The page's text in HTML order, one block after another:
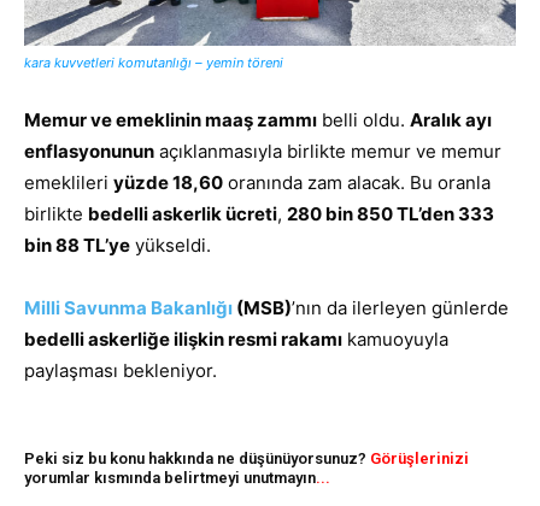
kara kuvvetleri komutanlığı – yemin töreni
Memur ve emeklinin maaş zammı belli oldu. Aralık ayı
enflasyonunun açıklanmasıyla birlikte memur ve memur
emeklileri yüzde 18,60 oranında zam alacak. Bu oranla
birlikte bedelli askerlik ücreti, 280 bin 850 TL’den 333
bin 88 TL’ye yükseldi.
Milli Savunma Bakanlığı (MSB)’nın da ilerleyen günlerde
bedelli askerliğe ilişkin resmi rakamı kamuoyuyla
paylaşması bekleniyor.
Peki siz bu konu hakkında ne düşünüyorsunuz? Görüşlerinizi
yorumlar kısmında belirtmeyi unutmayın...